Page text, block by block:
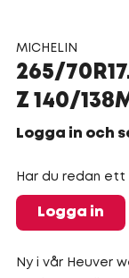
MICHELIN
265/
Z 140/
Logga in och
Har du redan ett
Logga in
Ny i vår Heuver